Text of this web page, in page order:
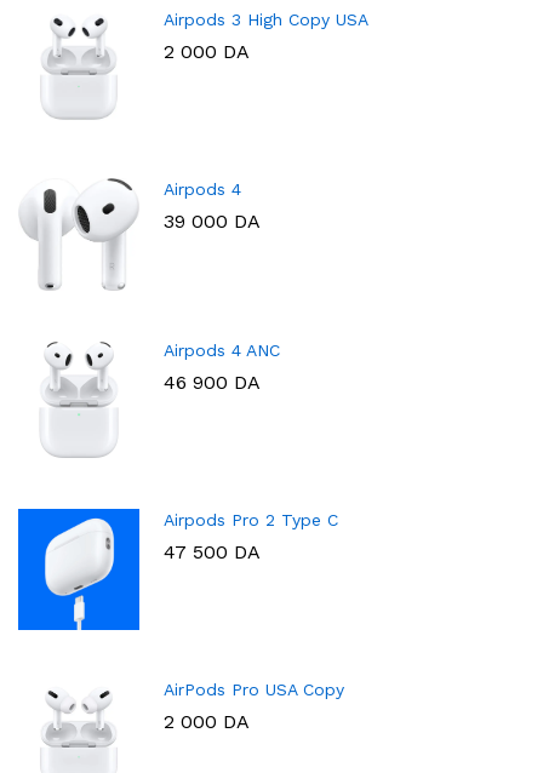
Airpods 3 High Copy USA
2 000 DA
Airpods 4
39 000 DA
Airpods 4 ANC
46 900 DA
Airpods Pro 2 Type C
47 500 DA
AirPods Pro USA Copy
2 000 DA